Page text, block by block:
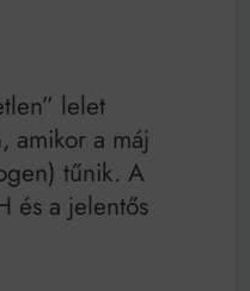
lelet
amikor a máj
tűnik. A
és a jelentős